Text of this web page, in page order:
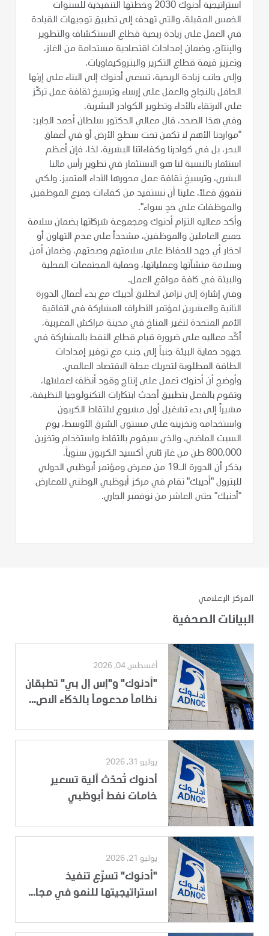
استراتيجية أدنوك 2030 وخطتها التنفيذية للسنوات
الخمس المقبلة، والتي تهدف إلى تطبيق توجيهات القيادة
في العمل على زيادة ربحية قطاع الاستكشاف والتطوير
والإنتاج، وضمان إمدادات اقتصادية مستدامة من الغاز،
وتعزيز قيمة قطاع التكرير والبتروكيماويات.
وإلى جانب زيادة الربحية، تسعى أدنوك إلى البناء على إرثها
الحافل بالنجاح والعمل على إرساء وترسيخ ثقافة عمل تركّز
على الارتقاء بالأداء وتطوير الكوادر البشرية.
وفي هذا الصدد، قال معالي الدكتور سلطان أحمد الجابر:
"مواردنا الأهم لا تكمن تحت سطح الأرض أو في أعماق
البحر، بل في كوادرنا وكفاءاتنا البشرية، لذا، فإن أعظم
استثمار بالنسبة لنا هو الاستثمار في تطويرِ رأس مالنا
البشري، وترسيخِ ثقافة عمل محورها الأداء المتميز. ولكي
نتفوق فعلاً، علينا أن نستفيد من كفاءات جميع الموظفين
والموظفات على حدٍ سواء".
وأكد معاليه التزام أدنوك ومجموعة شركاتها بضمان سلامة
جميع العاملين والموظفين، مشدداً على عدم التهاون أو
ادخار أي جهد للحفاظ على سلامتهم وصحتهم، وضمان أمن
وسلامة منشآتها وعملياتها، وحماية المجتمعات المحلية
والبيئة في كافة مواقع العمل.
وفي إشارة إلى تزامن انطلاق أديبك مع بدء أعمال الدورة
الثانية والعشرين لمؤتمر الأطراف المشاركة في اتفاقية
الأمم المتحدة لتغير المناخ في مدينة مراكش المغربية،
أكّد معاليه على ضرورة قيام قطاع النفط بالمشاركة في
جهود حماية البيئة جنباً إلى جنب مع توفير إمدادات
الطاقة المطلوبة لتحريك عجلة الاقتصاد العالمي.
وأوضح أن أدنوك تعمل على إنتاج وقود أنظف لعملائها،
وتقوم بالفعل بتطبيق أحدث ابتكارات التكنولوجيا النظيفة،
مشيراً إلى بدء تشغيل أول مشروع لالتقاط الكربون
واستخدامه وتخزينه على مستوى الشرق الأوسط، يوم
السبت الماضي، والذي سيقوم بالتقاط واستخدام وتخزين
800,000 طن من غاز ثاني أكسيد الكربون سنوياً.
يذكر أن الدورة الـ19 من معرض ومؤتمر أبوظبي الدولي
للبترول "أديبك" تقام في مركز أبوظبي الوطني للمعارض
"أدنيك" حتى العاشر من نوفمبر الجاري.
المركز الإعلامي
البيانات الصحفية
أغسطس 04, 2026
"أدنوك" و"إس إل بي" تطبقان
نظاماً مدعوماً بالذكاء الاص...
يوليو 31, 2026
أدنوك تُحدّث آلية تسعير
خامات نفط أبوظبي
يوليو 21, 2026
"أدنوك" تسرِّع تنفيذ
استراتيجيتها للنمو في مجا...